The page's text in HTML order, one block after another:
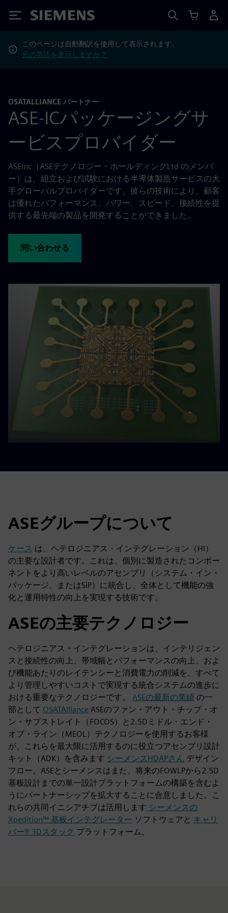
Siemens
このページは自動翻訳を使用して表示されます。
元の英語を表示しますか？
OSATALLIANCE パートナー
ASE-ICパッケージングサ
ービスプロバイダー
ASEInc（ASEテクノロジー・ホールディングLtd のメンバ
ー）は、組立および試験における半導体製造サービスの大
手グローバルプロバイダーです。彼らの技術により、顧客
は優れたパフォーマンス、パワー、スピード、接続性を提
供する最先端の製品を開発することができました。
問い合わせる
ASEグループについて
ケース は、ヘテロジニアス・インテグレーション（HI）
の主要な設計者です。これは、個別に製造されたコンポー
ネントをより高いレベルのアセンブリ（システム・イン・
パッケージ、またはSiP）に統合し、全体として機能の強
化と運用特性の向上を実現する技術です。
ASEの主要テクノロジー
ヘテロジニアス・インテグレーションは、インテリジェン
スと接続性の向上、帯域幅とパフォーマンスの向上、およ
び機能あたりのレイテンシーと消費電力の削減を、すべて
より管理しやすいコストで実現する統合システムの進歩に
おける重要なテクノロジーです。 ASEの最新の業績 の一
部として OSATAlliance ASEのファン・アウト・チップ・オ
ン・サブストレイト（FOCOS）と2.5Dミドル・エンド・
オブ・ライン（MEOL）テクノロジーを使用するお客様
が、これらを最大限に活用するのに役立つアセンブリ設計
キット（ADK）を含みます シーメンスHDAPさん デザイン
フロー。ASEとシーメンスはまた、将来のFOWLPから2.5D
基板設計までの単一設計プラットフォームの構築を含むよ
うにパートナーシップを拡大することに合意しました。こ
れらの共同イニシアチブは活用します シーメンスの
Xpedition™ 基板インテグレーター ソフトウェアと キャリ
バー® 3Dスタック プラットフォーム。